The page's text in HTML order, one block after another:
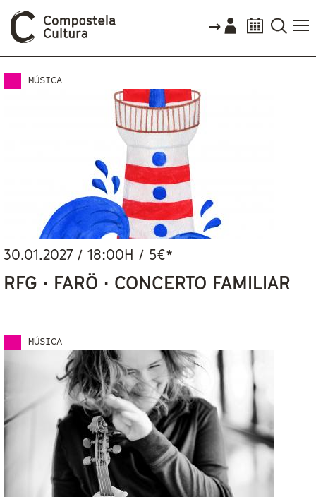
Vostede está aquí
MÚSICA
30.01.2027 /18:00H / 5€*
RFG · FARÖ · CONCERTO FAMILIAR
MÚSICA